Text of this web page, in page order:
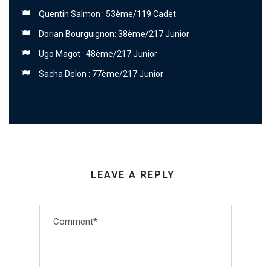
Quentin Salmon : 53ème/119 Cadet
Dorian Bourguignon: 38ème/217 Junior
Ugo Magot : 48ème/217 Junior
Sacha Delon : 77ème/217 Junior
LEAVE A REPLY